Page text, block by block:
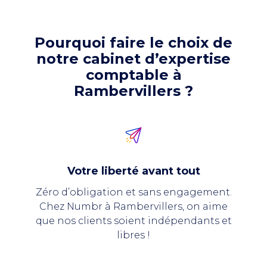
Pourquoi faire le choix de
notre cabinet d’expertise
comptable à
Rambervillers ?
Votre liberté avant tout
Zéro d’obligation et sans engagement.
Chez Numbr à Rambervillers, on aime
que nos clients soient indépendants et
libres !